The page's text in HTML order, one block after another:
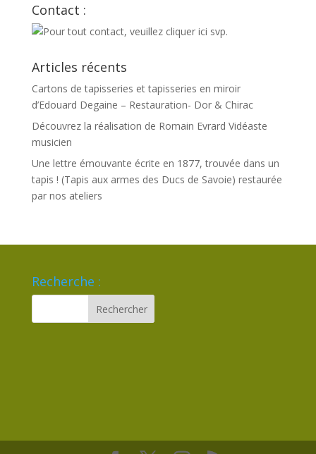
Contact :
Articles récents
Cartons de tapisseries et tapisseries en miroir
d’Edouard Degaine – Restauration- Dor & Chirac
Découvrez la réalisation de Romain Evrard Vidéaste
musicien
Une lettre émouvante écrite en 1877, trouvée dans un
tapis ! (Tapis aux armes des Ducs de Savoie) restaurée
par nos ateliers
Recherche :